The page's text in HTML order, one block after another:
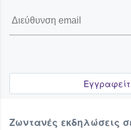
Ζωντανές εκδηλώσεις